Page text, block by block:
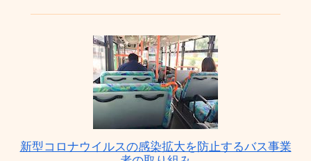
新型コロナウイルスの感染拡大を防止するバス事業